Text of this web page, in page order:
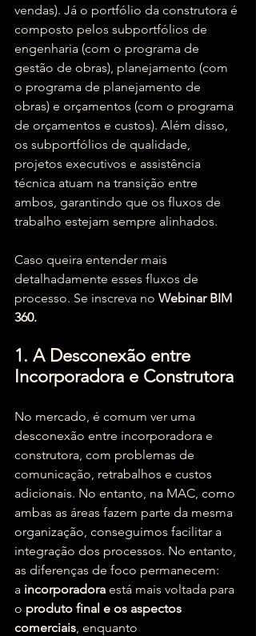
vendas). Já o portfólio da construtora é
composto pelos subportfólios de
engenharia (com o programa de
gestão de obras), planejamento (com
o programa de planejamento de
obras) e orçamentos (com o programa
de orçamentos e custos). Além disso,
os subportfólios de qualidade,
projetos executivos e assistência
técnica atuam na transição entre
ambos, garantindo que os fluxos de
trabalho estejam sempre alinhados.
Caso queira entender mais
detalhadamente esses fluxos de
processo. Se inscreva no Webinar BIM
360.
1. A Desconexão entre
Incorporadora e Construtora
No mercado, é comum ver uma
desconexão entre incorporadora e
construtora, com problemas de
comunicação, retrabalhos e custos
adicionais. No entanto, na MAC, como
ambas as áreas fazem parte da mesma
organização, conseguimos facilitar a
integração dos processos. No entanto,
as diferenças de foco permanecem:
a incorporadora está mais voltada para
o produto final e os aspectos
comerciais, enquanto